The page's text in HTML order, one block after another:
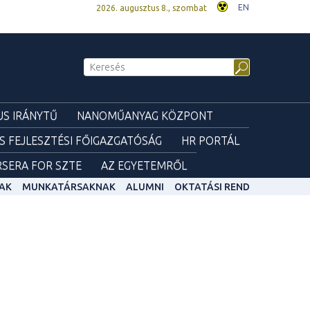
2026. augusztus 8., szombat EN
IRÁNYTŰ
NANOMŰANYAG KÖZPONT
FEJLESZTÉSI FŐIGAZGATÓSÁG
HR PORTÁL
FOR SZTE
AZ EGYETEMRŐL
MUNKATÁRSAKNAK ALUMNI OKTATÁSI REND